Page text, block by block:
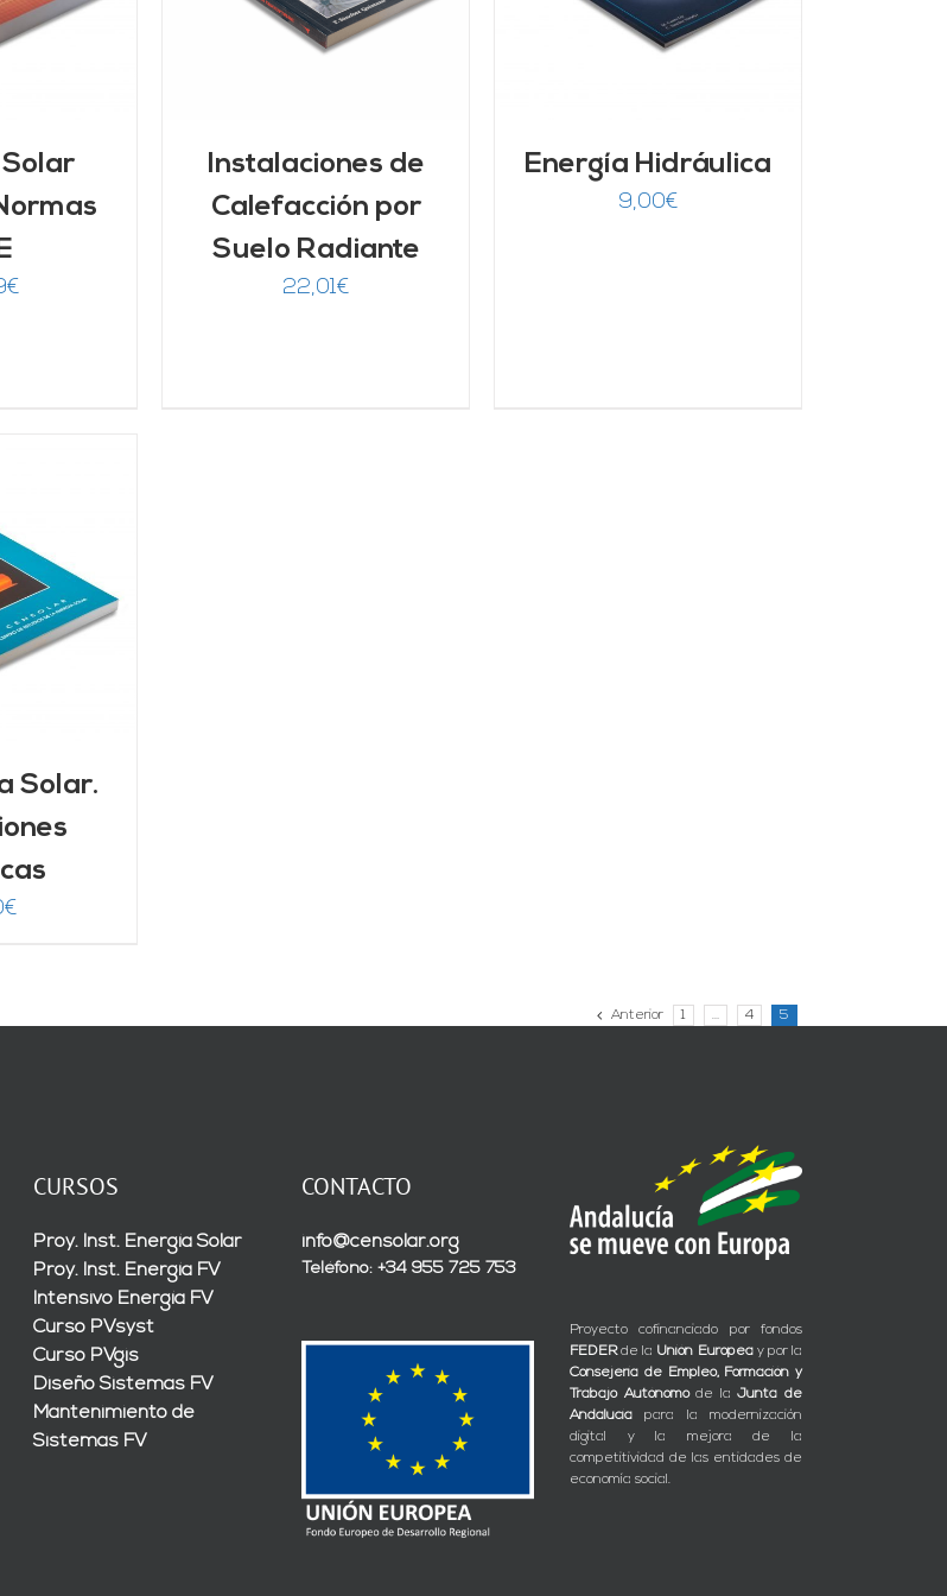
€
Instalaciones de
Calefacción por
Suelo Radiante
22,01€
Energía Hidráulica
9,00€
Solar.
€
Anterior 1 … 4 5
CURSOS
Proy. Inst. Energía Solar
Proy. Inst. Energía FV
Intensivo Energía FV
Curso PVsyst
Curso PVgis
Diseño Sistemas FV
Mantenimiento de
Sistemas FV
CONTACTO
info@censolar.org
Teléfono: +34 955 725 753
Proyecto cofinanciado por fondos
FEDERde la Unión Europeay por la
Consejería de Empleo, Formación y
Trabajo Autónomode laJunta de
Andalucía para la modernización
digital y la mejora de la
competitividad de las entidades de
economía social.